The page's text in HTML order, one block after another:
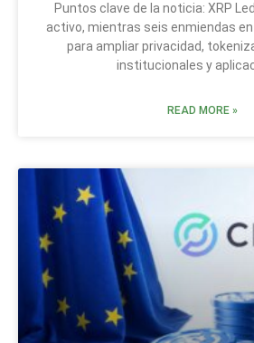
Puntos clave de la noticia: XRP
activo, mientras seis enmiendas
para ampliar privacidad,
institucionales y
READ MORE »